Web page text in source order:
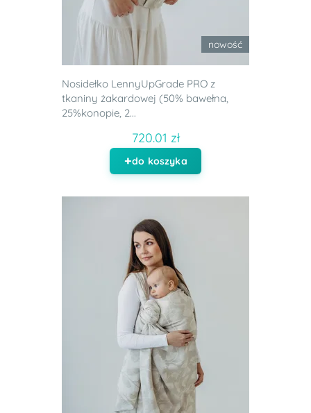
nowość
Nosidełko LennyUpGrade PRO z
tkaniny żakardowej (50% bawełna,
25%konopie, 2...
720.01 zł
do koszyka